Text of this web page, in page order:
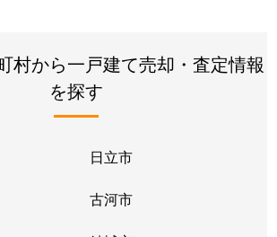
村から一戸建て売却・査定情報
を探す
日立市
古河市